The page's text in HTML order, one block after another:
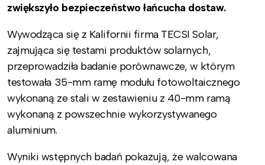
zwiększyło bezpieczeństwo łańcucha dostaw.
Wywodząca się z Kalifornii firma TECSI Solar,
zajmująca się testami produktów solarnych,
przeprowadziła badanie porównawcze, w którym
testowała 35-mm ramę modułu fotowoltaicznego
wykonaną ze stali w zestawieniu z 40-mm ramą
wykonaną z powszechnie wykorzystywanego
aluminium.
Wyniki wstępnych badań pokazują, że walcowana